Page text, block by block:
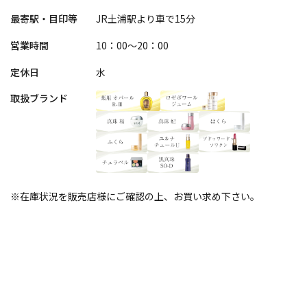
最寄駅・目印等
JR土浦駅より車で15分
営業時間
10：00～20：00
定休日
水
取扱ブランド
※在庫状況を販売店様にご確認の上、お買い求め下さい。